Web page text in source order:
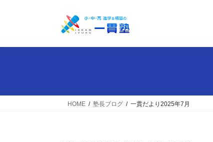
HOME 塾長ブログ 一貫だより2025年7月